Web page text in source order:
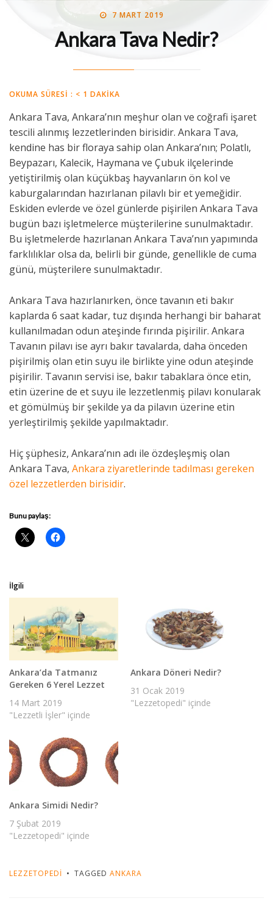
BYMIDE MÜHENDISI
POSTED
7 MART 2019
Ankara Tava Nedir?
OKUMA SÜRESI : < 1 DAKIKA
Ankara Tava, Ankara’nın meşhur olan ve coğrafi işaret
tescili alınmış lezzetlerinden birisidir. Ankara Tava,
kendine has bir floraya sahip olan Ankara’nın; Polatlı,
Beypazarı, Kalecik, Haymana ve Çubuk ilçelerinde
yetiştirilmiş olan küçükbaş hayvanların ön kol ve
kaburgalarından hazırlanan pilavlı bir et yemeğidir.
Eskiden evlerde ve özel günlerde pişirilen Ankara Tava
bugün bazı işletmelerce müşterilerine sunulmaktadır.
Bu işletmelerde hazırlanan Ankara Tava’nın yapımında
farklılıklar olsa da, belirli bir günde, genellikle de cuma
günü, müşterilere sunulmaktadır.
Ankara Tava hazırlanırken, önce tavanın eti bakır
kaplarda 6 saat kadar, tuz dışında herhangi bir baharat
kullanılmadan odun ateşinde fırında pişirilir. Ankara
Tavanın pilavı ise ayrı bakır tavalarda, daha önceden
pişirilmiş olan etin suyu ile birlikte yine odun ateşinde
pişirilir. Tavanın servisi ise, bakır tabaklara önce etin,
etin üzerine de et suyu ile lezzetlenmiş pilavı konularak
et gömülmüş bir şekilde ya da pilavın üzerine etin
yerleştirilmiş şekilde yapılmaktadır.
Hiç şüphesiz, Ankara’nın adı ile özdeşleşmiş olan
Ankara Tava, Ankara ziyaretlerinde tadılması gereken
özel lezzetlerden birisidir.
Bunu paylaş:
İlgili
Ankara’da Tatmanız
Gereken 6 Yerel Lezzet
14 Mart 2019
"Lezzetli İşler" içinde
Ankara Döneri Nedir?
31 Ocak 2019
"Lezzetopedi" içinde
Ankara Simidi Nedir?
7 Şubat 2019
"Lezzetopedi" içinde
LEZZETOPEDI TAGGED ANKARA